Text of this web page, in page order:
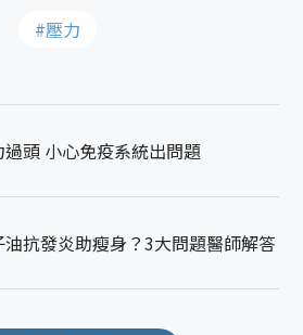
#壓力
過頭 小心免疫系統出問題
油抗發炎助瘦身？3大問題醫師解答